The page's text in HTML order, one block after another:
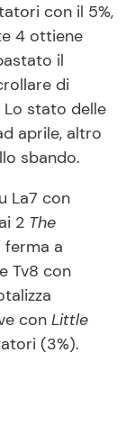
con il 5%,
4 ottiene
il
di
Lo stato delle
aprile, altro
sbando.
La7 con
2 The
ferma a
Tv8 con
con Little
(3%).